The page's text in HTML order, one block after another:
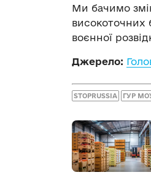
Ми бачимо
високоточних
воєнної
Джерело:
STOPRUSSIA ГУР